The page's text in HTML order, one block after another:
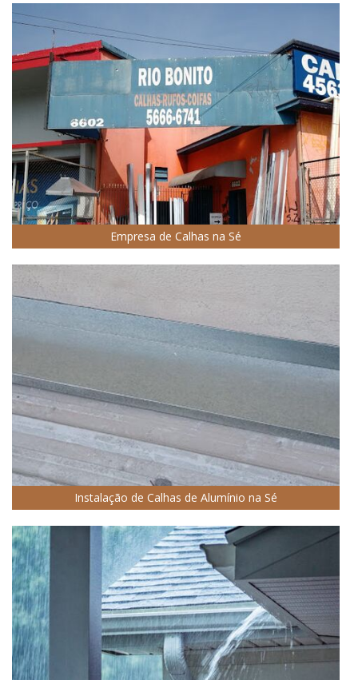
Empresa de Calhas na Sé
Instalação de Calhas de Alumínio na Sé